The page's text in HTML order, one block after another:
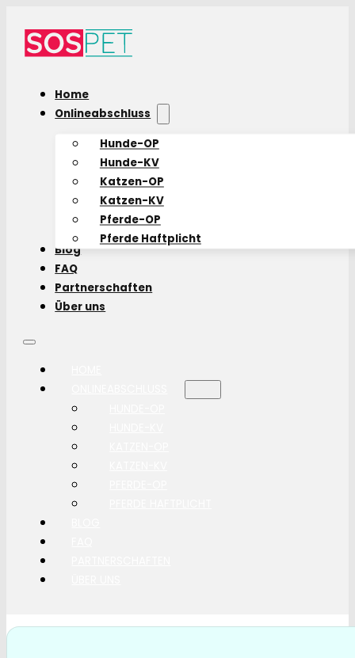
Home
Onlineabschluss
Hunde-OP
Hunde-KV
Katzen-OP
Katzen-KV
Pferde-OP
Pferde Haftplicht
Blog
FAQ
Partnerschaften
Über uns